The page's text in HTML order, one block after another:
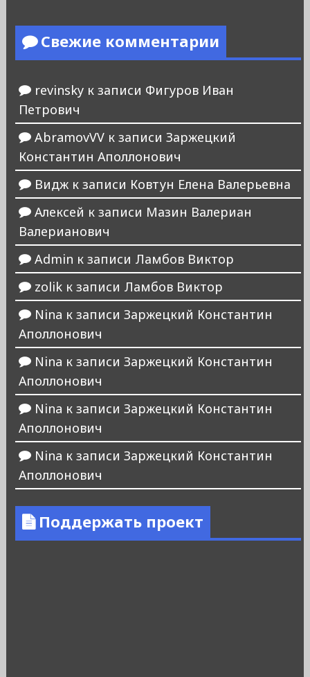
Свежие комментарии
revinskyк записи Фигуров Иван
Петрович
AbramovVVк записи Заржецкий
Константин Аполлонович
Виджк записи Ковтун Елена Валерьевна
Алексей к записи Мазин Валериан
Валерианович
Admin к записи Ламбов Виктор
zolikк записи Ламбов Виктор
Nina к записи Заржецкий Константин
Аполлонович
Nina к записи Заржецкий Константин
Аполлонович
Nina к записи Заржецкий Константин
Аполлонович
Nina к записи Заржецкий Константин
Аполлонович
Поддержать проект